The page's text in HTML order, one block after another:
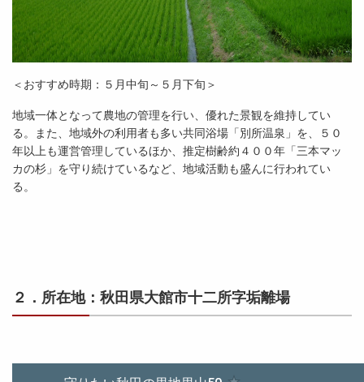
＜おすすめ時期：５月中旬～５月下旬＞
地域一体となって農地の管理を行い、優れた景観を維持してい
る。また、地域外の利用者も多い共同浴場「別所温泉」を、５０
年以上も運営管理しているほか、推定樹齢約４００年「三本マッ
カの杉」を守り続けているなど、地域活動も盛んに行われてい
る。
２．所在地：秋田県大館市十二所字垢離場